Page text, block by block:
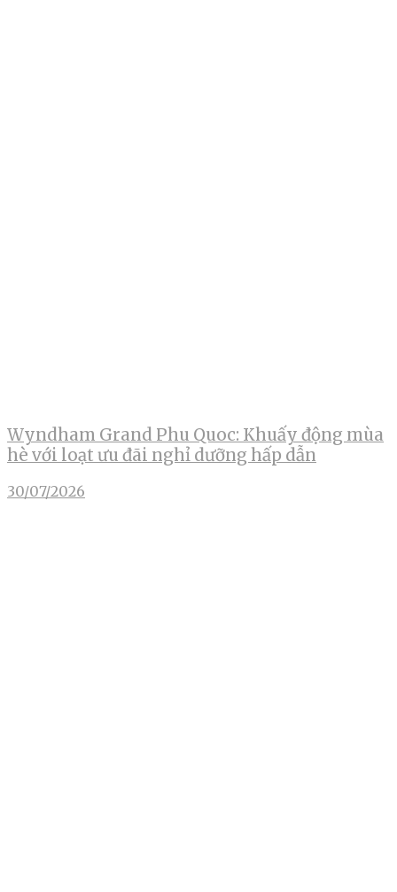
Wyndham Grand Phu Quoc: Khuấy động mùa
hè với loạt ưu đãi nghỉ dưỡng hấp dẫn
30/07/2026